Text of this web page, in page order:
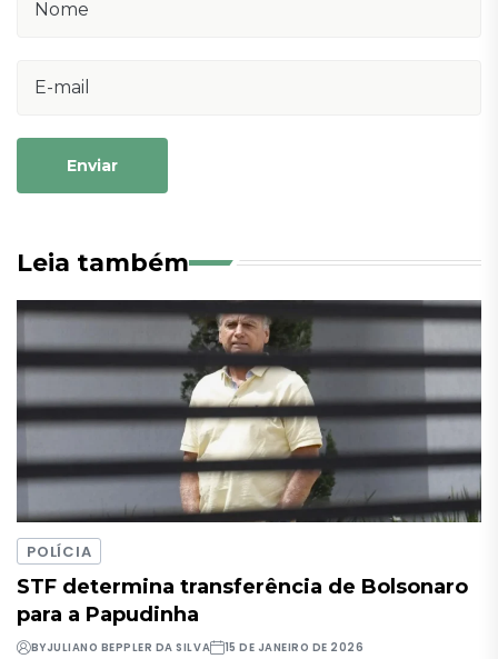
Enviar
Leia também
POLÍCIA
STF determina transferência de Bolsonaro
para a Papudinha
BYJULIANO BEPPLER DA SILVA 15 DE JANEIRO DE 2026